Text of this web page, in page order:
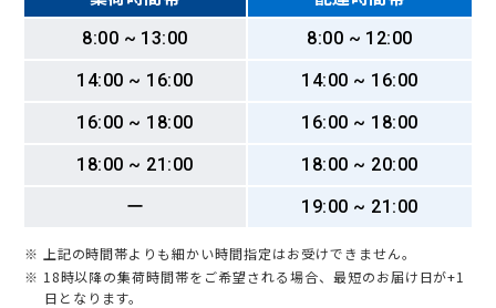
8:00 ~ 13:00
8:00 ~ 12:00
14:00 ~ 16:00
14:00 ~ 16:00
16:00 ~ 18:00
16:00 ~ 18:00
18:00 ~ 21:00
18:00 ~ 20:00
ー
19:00 ~ 21:00
※ 上記の時間帯よりも細かい時間指定はお受けできません。
※ 18時以降の集荷時間帯をご希望される場合、最短のお届け日が+1
日となります。